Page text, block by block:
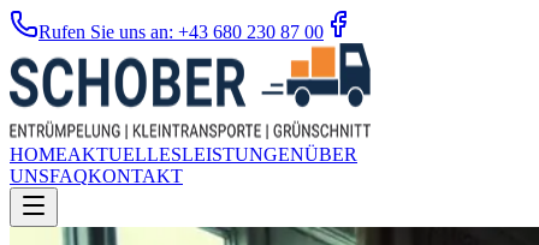
Rufen Sie uns an: +43 680 230 87 00
HOMEAKTUELLESLEISTUNGENÜBER
UNSFAQKONTAKT